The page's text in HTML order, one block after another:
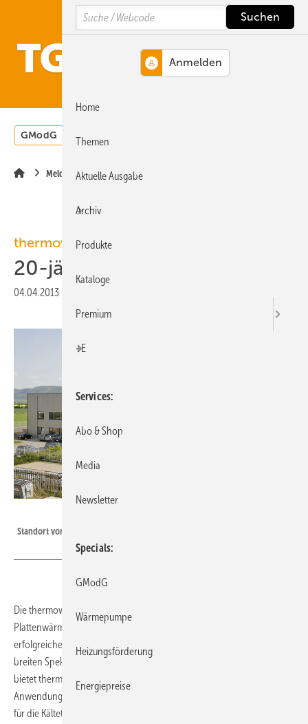
Hauptinhalt
Hauptmenü
SiteSearch
GModG Wärmepumpe
Meldungen
thermowave
20-jähriges Firmenjubiläum
04.04.2013
Standort von thermowave in Berga.
Die thermowave GmbH in Berga, Spezialist für
Plattenwärmeübertrager, konnte zum Jahresende 2012 auf 20 Jahre
erfolgreiches Wachstum zurückblicken. Mit Produkten in einem
breiten Spektrum von Materialien, Konstruktionen und Formaten
bietet thermowave vom Standard-Wärmeübertrager für HVAC-
Anwendungen bis zu hoch spezialisierten Plattenwärmeübertragern
für die Kältetechnik, Lebensmittelindustrie, Chemie-, Prozess- und
Search
Home
Themen
Aktuelle Ausgabe
Archiv
Produkte
Kataloge
Premium
+E
Services
Abo & Shop
Media
Newsletter
Specials
GModG
Wärmepumpe
Heizungsförderung
Energiepreise